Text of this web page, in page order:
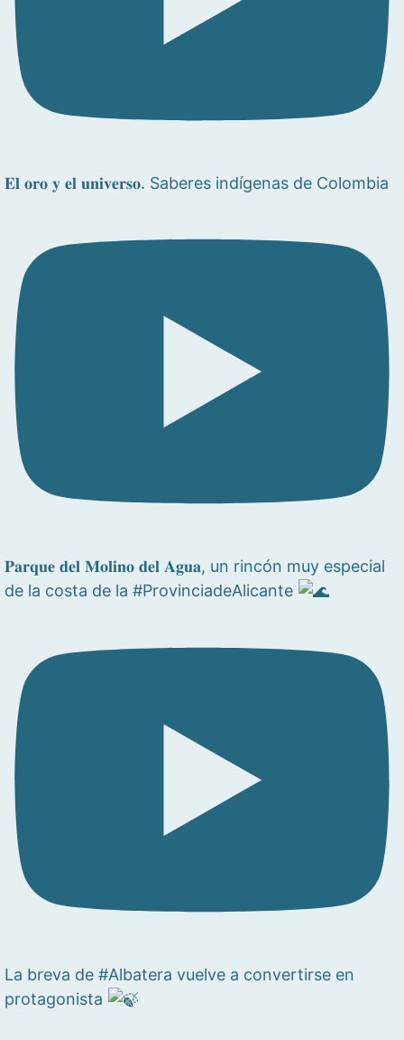
𝐄𝐥 𝐨𝐫𝐨 𝐲 𝐞𝐥 𝐮𝐧𝐢𝐯𝐞𝐫𝐬𝐨. Saberes indígenas de Colombia
𝐏𝐚𝐫𝐪𝐮𝐞 𝐝𝐞𝐥 𝐌𝐨𝐥𝐢𝐧𝐨 𝐝𝐞𝐥 𝐀𝐠𝐮𝐚, un rincón muy especial
de la costa de la #ProvinciadeAlicante
La breva de #Albatera vuelve a convertirse en
protagonista